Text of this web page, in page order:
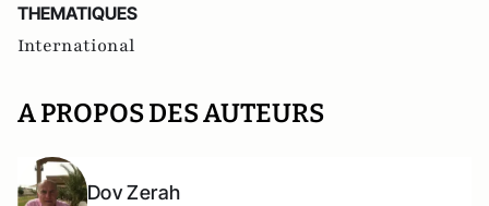
THEMATIQUES
International
A PROPOS DES AUTEURS
Dov Zerah